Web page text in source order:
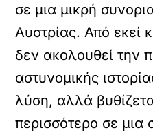
σε μια μικρή
Αυστρίας. Από εκεί
δεν ακολουθεί την
αστυνομικής
λύση, αλλά
περισσότερο σε μια